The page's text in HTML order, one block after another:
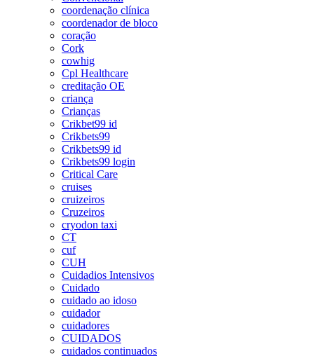
coordenação clínica
coordenador de bloco
coração
Cork
cowhig
Cpl Healthcare
creditação OE
criança
Crianças
Crikbet99 id
Crikbets99
Crikbets99 id
Crikbets99 login
Critical Care
cruises
cruizeiros
Cruzeiros
cryodon taxi
CT
cuf
CUH
Cuidadios Intensivos
Cuidado
cuidado ao idoso
cuidador
cuidadores
CUIDADOS
cuidados continuados